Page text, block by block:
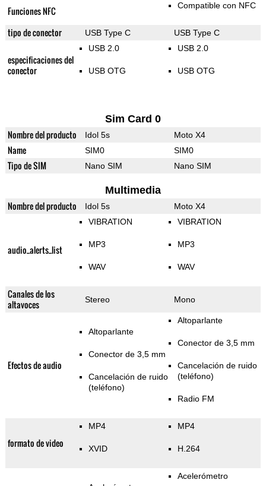
Funciones NFC Compatible con NFC
tipo de conector USB Type C USB Type C
especificaciones del
conector
USB 2.0
USB OTG
USB 2.0
USB OTG
Sim Card 0
Nombre del producto Idol 5s Moto X4
Name SIM0 SIM0
Tipo de SIM Nano SIM Nano SIM
Multimedia
Nombre del producto Idol 5s Moto X4
audio_alerts_list
VIBRATION
MP3
WAV
VIBRATION
MP3
WAV
Canales de los
altavoces
Stereo Mono
Efectos de audio
Altoparlante
Conector de 3,5 mm
Cancelación de ruido
(teléfono)
Altoparlante
Conector de 3,5 mm
Cancelación de ruido
(teléfono)
Radio FM
formato de video
MP4
XVID
MP4
H.264
Acelerómetro